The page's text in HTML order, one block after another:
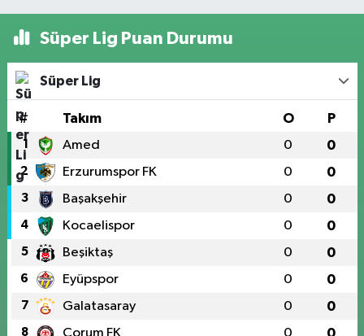
Süper Lig Puan Durumu
Süper Lig
# Takım O P
1 Amed 0 0
2 Erzurumspor FK 0 0
3 Başakşehir 0 0
4 Kocaelispor 0 0
5 Beşiktaş 0 0
6 Eyüpspor 0 0
7 Galatasaray 0 0
8 Çorum FK 0 0